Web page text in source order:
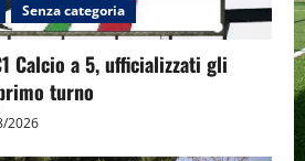
Senza categoria
Calcio a 5, ufficializzati gli
turno
2026